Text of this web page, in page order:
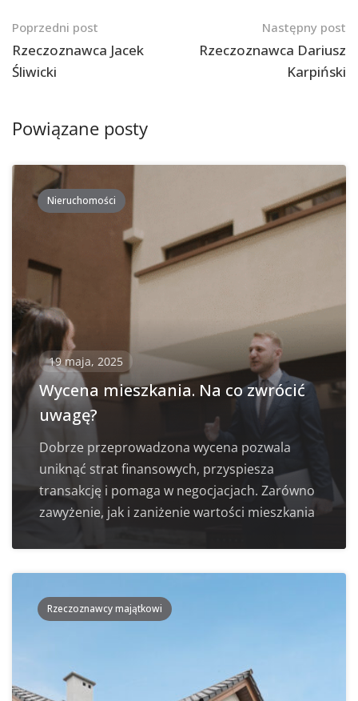
Nawigacja
po
postach
Poprzedni post
Rzeczoznawca Jacek
Śliwicki
Następny post
Rzeczoznawca Dariusz
Karpiński
Powiązane posty
Nieruchomości
19 maja, 2025
Wycena mieszkania. Na co zwrócić
uwagę?
Dobrze przeprowadzona wycena pozwala
uniknąć strat finansowych, przyspiesza
transakcję i pomaga w negocjacjach. Zarówno
zawyżenie, jak i zaniżenie wartości mieszkania
Rzeczoznawcy majątkowi